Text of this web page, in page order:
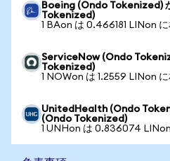
Boeing (Ondo Tokenized)
Tokenized)
1 BAon は 0.466181 LINon に
ServiceNow (Ondo
Tokenized)
1 NOWon は 1.2559 LINon に
UnitedHealth (Ondo
(Ondo Tokenized)
1 UNHon は 0.836074